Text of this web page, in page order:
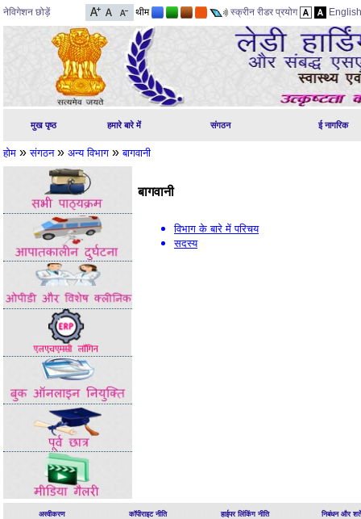
नेविगेशन छोड़ें थीम स्क्रीन रीडर प्रयोग English
मुख पृष्ठ हमारे बारे में संगठन ई नागरिक
होम »संगठन» अन्य विभाग »बागवानी
बागवानी
विभाग के बारे में परिचय
सदस्य
अस्वीकरण कॉपीराइट नीति हाईपर लिंकिंग नीति निबंधन और शर्तें